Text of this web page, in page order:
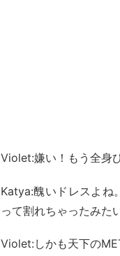
Violet:嫌い！もう全身
Katya:醜いドレスよね
って割れちゃったみた
Violet:しかも天下の